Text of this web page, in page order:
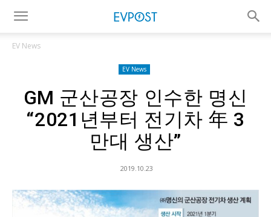
EV News
EV News
GM 군산공장 인수한 명신
“2021년부터 전기차 年 3
만대 생산”
2019.10.23